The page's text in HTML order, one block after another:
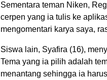
Sementara teman Niken,
cerpen yang ia tulis ke
mengomentari karya saya,
Siswa lain, Syafira (16),
Tema yang ia pilih adalah
menantang sehingga ia